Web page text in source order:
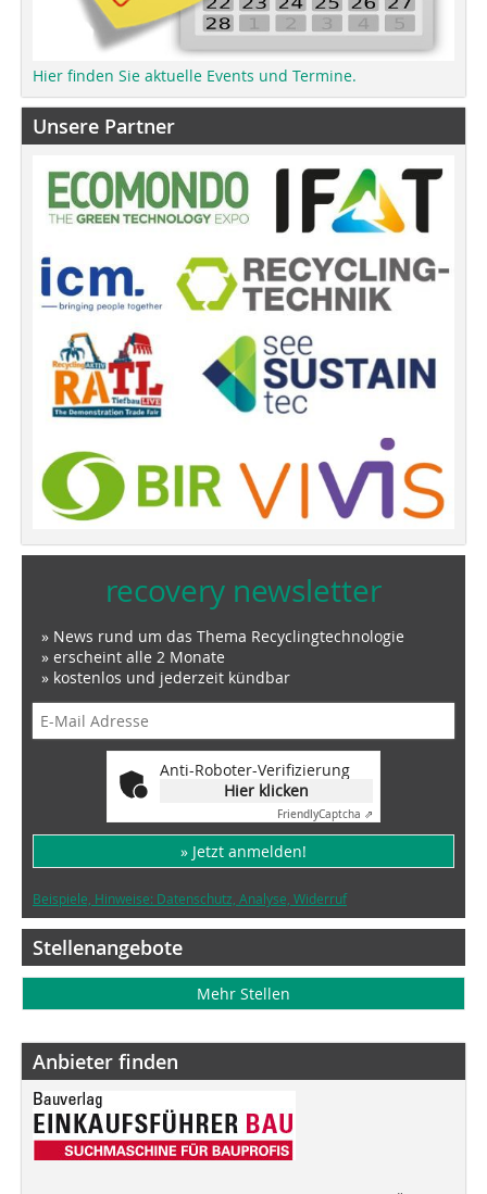
Hier finden Sie aktuelle Events und Termine.
Unsere Partner
recovery newsletter
» News rund um das Thema Recyclingtechnologie
» erscheint alle 2 Monate
» kostenlos und jederzeit kündbar
Anti-Roboter-Verifizierung
Hier klicken
FriendlyCaptcha ⇗
» Jetzt anmelden!
Beispiele, Hinweise: Datenschutz, Analyse, Widerruf
Stellenangebote
Mehr Stellen
Anbieter finden